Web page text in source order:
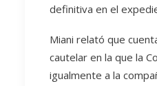
definitiva en el
Miani relató que
cautelar en la que la
igualmente a la